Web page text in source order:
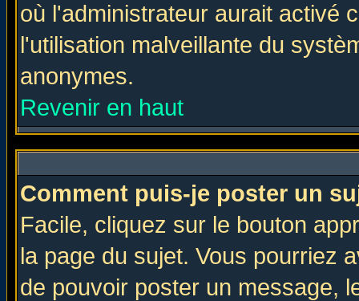
où l'administrateur aurait activé
l'utilisation malveillante du
anonymes.
Revenir en haut
Comment puis-je poster un
Facile, cliquez sur le bouton
la page du sujet. Vous pourriez
de pouvoir poster un message,